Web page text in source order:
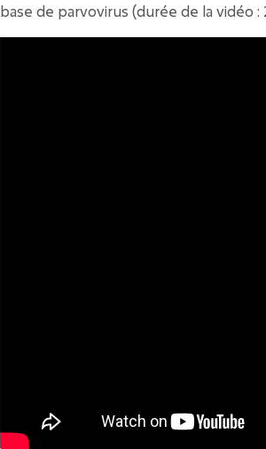
base de parvovirus (durée de la vidéo :